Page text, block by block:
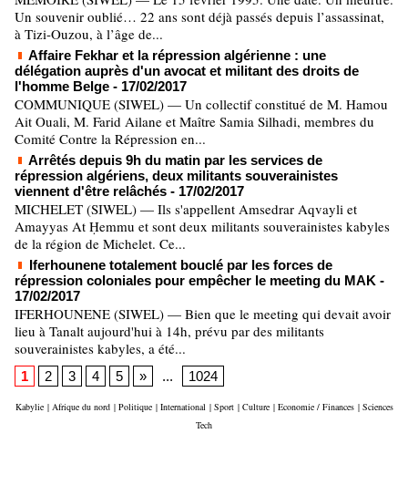
Un souvenir oublié… 22 ans sont déjà passés depuis l’assassinat,
à Tizi-Ouzou, à l’âge de...
Affaire Fekhar et la répression algérienne : une
délégation auprès d'un avocat et militant des droits de
l'homme Belge - 17/02/2017
COMMUNIQUE (SIWEL) — Un collectif constitué de M. Hamou
Ait Ouali, M. Farid Ailane et Maître Samia Silhadi, membres du
Comité Contre la Répression en...
Arrêtés depuis 9h du matin par les services de
répression algériens, deux militants souverainistes
viennent d'être relâchés - 17/02/2017
MICHELET (SIWEL) — Ils s'appellent Amsedrar Aqvayli et
Amayyas At Ḥemmu et sont deux militants souverainistes kabyles
de la région de Michelet. Ce...
Iferhounene totalement bouclé par les forces de
répression coloniales pour empêcher le meeting du MAK -
17/02/2017
IFERHOUNENE (SIWEL) — Bien que le meeting qui devait avoir
lieu à Tanalt aujourd'hui à 14h, prévu par des militants
souverainistes kabyles, a été...
1 2 3 4 5 » ... 1024
Kabylie | Afrique du nord | Politique | International | Sport | Culture | Economie / Finances | Sciences
Tech